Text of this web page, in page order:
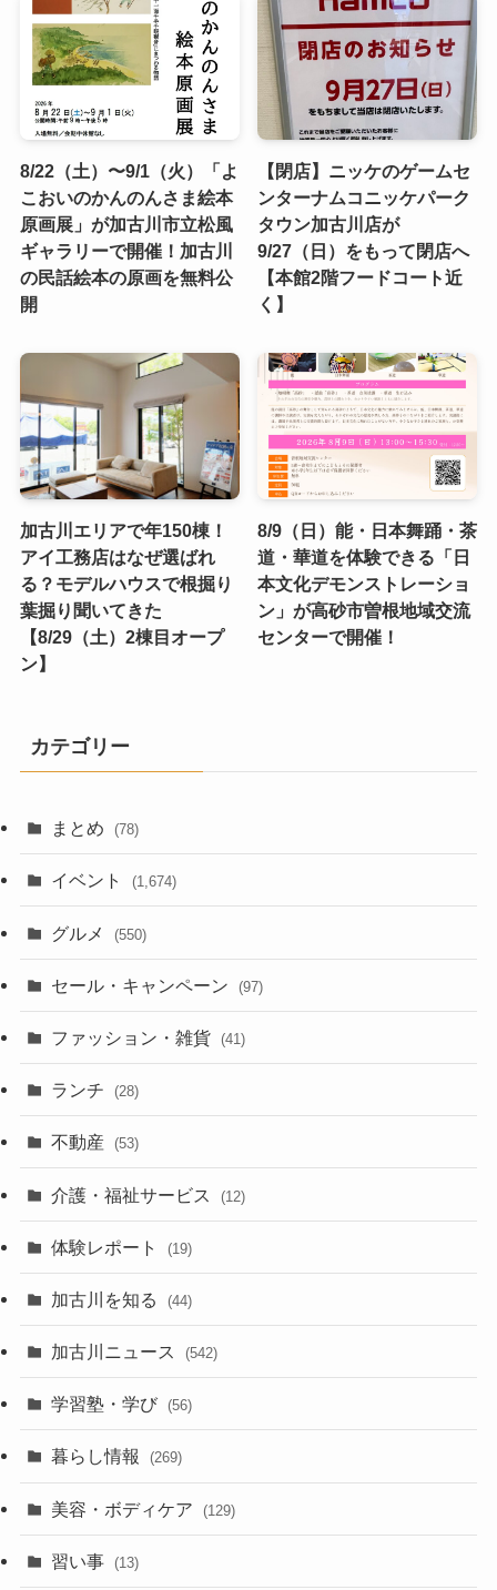
8/22（土）〜9/1（火）「よ
こおいのかんのんさま絵本
原画展」が加古川市立松風
ギャラリーで開催！加古川
の民話絵本の原画を無料公
開
【閉店】ニッケのゲームセ
ンターナムコニッケパーク
タウン加古川店が
9/27（日）をもって閉店へ
【本館2階フードコート近
く】
加古川エリアで年150棟！
アイ工務店はなぜ選ばれ
る？モデルハウスで根掘り
葉掘り聞いてきた
【8/29（土）2棟目オープ
ン】
8/9（日）能・日本舞踊・茶
道・華道を体験できる「日
本文化デモンストレーショ
ン」が高砂市曽根地域交流
センターで開催！
カテゴリー
まとめ (78)
イベント (1,674)
グルメ (550)
セール・キャンペーン (97)
ファッション・雑貨 (41)
ランチ (28)
不動産 (53)
介護・福祉サービス (12)
体験レポート (19)
加古川を知る (44)
加古川ニュース (542)
学習塾・学び (56)
暮らし情報 (269)
美容・ボディケア (129)
習い事 (13)